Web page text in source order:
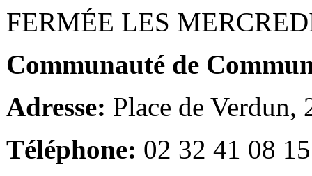
FERMÉE LES
Communauté de
Adresse: Place de Verdun,
Téléphone: 02 32 41 08 15